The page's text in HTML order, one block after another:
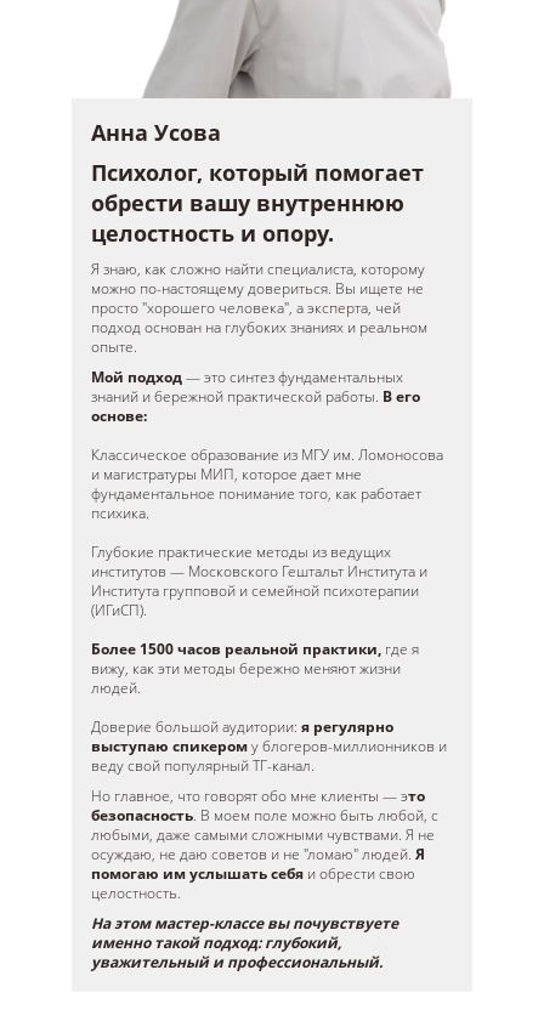
Анна Усова
Психолог, который помогает
обрести вашу внутреннюю
целостность и опору.
Я знаю, как сложно найти специалиста, которому
можно по-настоящему довериться. Вы ищете не
просто "хорошего человека", а эксперта, чей
подход основан на глубоких знаниях и реальном
опыте.
Мой подход— это синтез фундаментальных
знаний и бережной практической работы. В его
основе:
Классическое образование из МГУ им. Ломоносова
и магистратуры МИП, которое дает мне
фундаментальное понимание того, как работает
психика.
Глубокие практические методы из ведущих
институтов — Московского Гештальт Института и
Института групповой и семейной психотерапии
(ИГиСП).
Более 1500 часов реальной практики, где я
вижу, как эти методы бережно меняют жизни
людей.
Доверие большой аудитории: я регулярно
выступаю спикерому блогеров-миллионников и
веду свой популярный ТГ-канал.
Но главное, что говорят обо мне клиенты — это
безопасность. В моем поле можно быть любой, с
любыми, даже самыми сложными чувствами. Я не
осуждаю, не даю советов и не "ломаю" людей. Я
помогаю им услышать себя и обрести свою
целостность.
На этом мастер-классе вы почувствуете
именно такой подход: глубокий,
уважительный и профессиональный.